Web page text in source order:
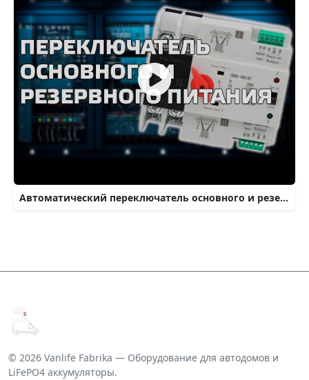
Автоматический переключатель основного и резервного питания, добавление в умный дом
© 2026 Vanlife Fabrika — Оборудование для автодомов и
LiFePO4 аккумуляторы.